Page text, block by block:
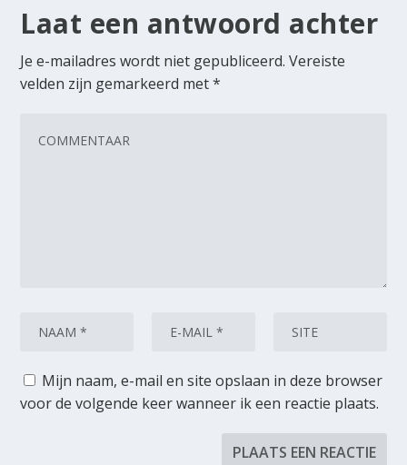
Laat een antwoord achter
Je e-mailadres wordt niet gepubliceerd. Vereiste
velden zijn gemarkeerd met*
Mijn naam, e-mail en site opslaan in deze browser
voor de volgende keer wanneer ik een reactie plaats.